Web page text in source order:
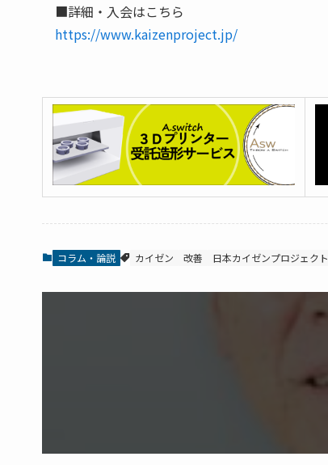
■詳細・入会はこちら
https://www.kaizenproject.jp/
コラム・論説 カイゼン 改善 日本カイゼンプロジェクト